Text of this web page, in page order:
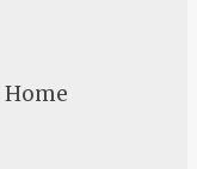
Home